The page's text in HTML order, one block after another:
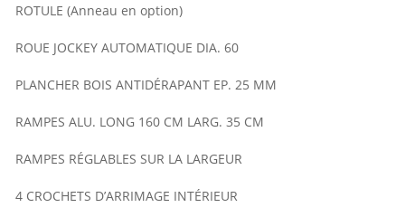
ROTULE (Anneau en option)
ROUE JOCKEY AUTOMATIQUE DIA. 60
PLANCHER BOIS ANTIDÉRAPANT EP. 25 MM
RAMPES ALU. LONG 160 CM LARG. 35 CM
RAMPES RÉGLABLES SUR LA LARGEUR
4 CROCHETS D’ARRIMAGE INTÉRIEUR